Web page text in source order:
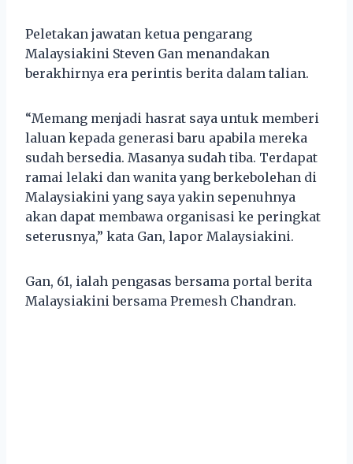
Peletakan jawatan ketua pengarang
Malaysiakini Steven Gan menandakan
berakhirnya era perintis berita dalam talian.
“Memang menjadi hasrat saya untuk memberi
laluan kepada generasi baru apabila mereka
sudah bersedia. Masanya sudah tiba. Terdapat
ramai lelaki dan wanita yang berkebolehan di
Malaysiakini yang saya yakin sepenuhnya
akan dapat membawa organisasi ke peringkat
seterusnya,” kata Gan, lapor Malaysiakini.
Gan, 61, ialah pengasas bersama portal berita
Malaysiakini bersama Premesh Chandran.